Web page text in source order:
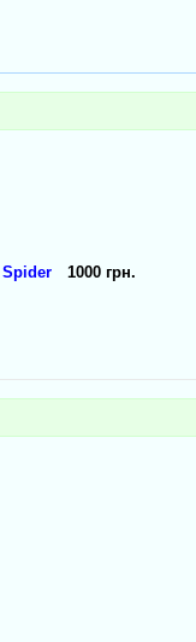
Spider 1000 грн.